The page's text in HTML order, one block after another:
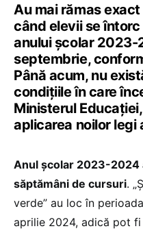
Au mai rămas
când elevii se
anului școlar 2023-
septembrie,
Până acum, nu
condițiile în care
Ministerul
aplicarea noilor legi
Anul școlar 2023-2024
săptămâni de cursuri.
verde” au loc în
aprilie 2024, adică pot